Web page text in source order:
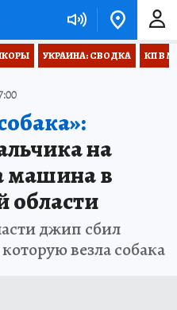
УКРАИНА: СВОДКА КП В
на
машина в
области
джип сбил
везла собака